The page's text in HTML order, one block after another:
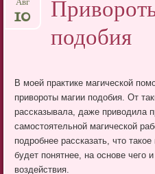
подобия
Авг
10
В моей практике магической
привороты магии подобия. От
рассказывала, даже приводила
самостоятельной магической
подробнее рассказать, что
будет понятнее, на основе чего
воздействия.